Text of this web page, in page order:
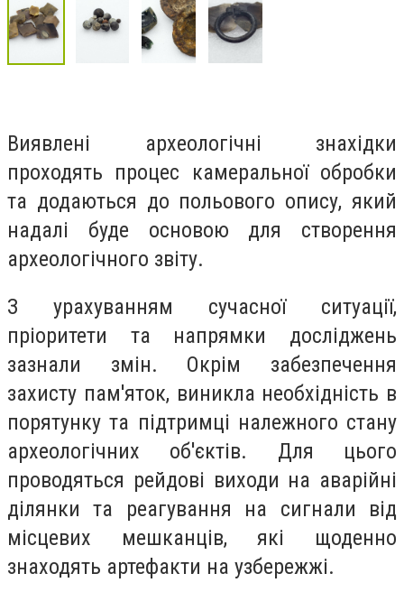
Виявлені археологічні знахідки
проходять процес камеральної обробки
та додаються до польового опису, який
надалі буде основою для створення
археологічного звіту.
З урахуванням сучасної ситуації,
пріоритети та напрямки досліджень
зазнали змін. Окрім забезпечення
захисту пам'яток, виникла необхідність в
порятунку та підтримці належного стану
археологічних об'єктів. Для цього
проводяться рейдові виходи на аварійні
ділянки та реагування на сигнали від
місцевих мешканців, які щоденно
знаходять артефакти на узбережжі.